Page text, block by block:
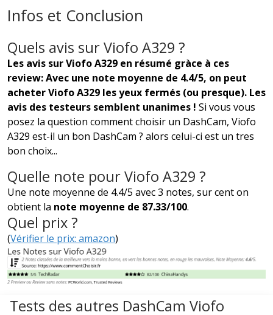
Infos et Conclusion
Quels avis sur Viofo A329 ?
Les avis sur Viofo A329 en résumé gràce à ces
review: Avec une note moyenne de 4.4/5, on peut
acheter Viofo A329 les yeux fermés (ou presque). Les
avis des testeurs semblent unanimes ! Si vous vous
posez la question comment choisir un DashCam, Viofo
A329 est-il un bon DashCam ? alors celui-ci est un tres
bon choix...
Quelle note pour Viofo A329 ?
Une note moyenne de 4.4/5 avec 3 notes, sur cent on
obtient la note moyenne de 87.33/100.
Quel prix ?
(Vérifier le prix: amazon)
Tests des autres DashCam Viofo